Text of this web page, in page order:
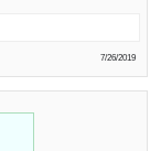
7/26/2019